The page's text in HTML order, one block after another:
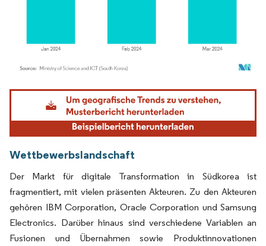
Bild © Mordor Intelligence. Wiederverwendung erfordert Namensnennung gemäß
Wettbewerbslandschaft
Der Markt für digitale Transformation in Südkorea ist
fragmentiert, mit vielen präsenten Akteuren. Zu den Akteuren
gehören IBM Corporation, Oracle Corporation und Samsung
Electronics. Darüber hinaus sind verschiedene Variablen an
Fusionen und Übernahmen sowie Produktinnovationen